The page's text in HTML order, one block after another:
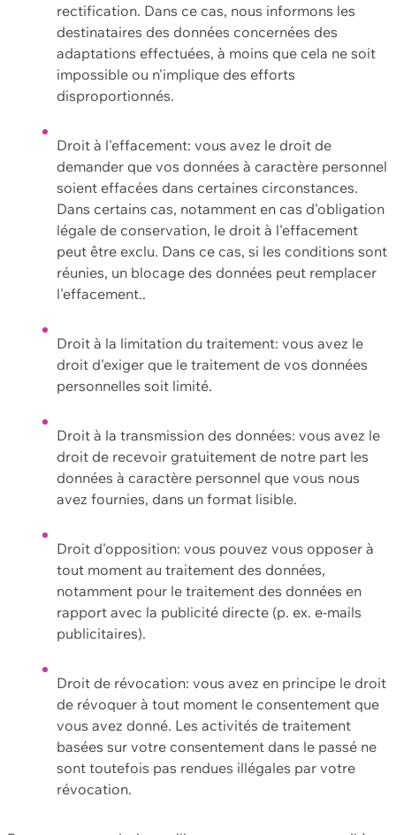
rectification. Dans ce cas, nous informons les
destinataires des données concernées des
adaptations effectuées, à moins que cela ne soit
impossible ou n'implique des efforts
disproportionnés.
Droit à l'effacement: vous avez le droit de
demander que vos données à caractère personnel
soient effacées dans certaines circonstances.
Dans certains cas, notamment en cas d'obligation
légale de conservation, le droit à l'effacement
peut être exclu. Dans ce cas, si les conditions sont
réunies, un blocage des données peut remplacer
l'effacement..
Droit à la limitation du traitement: vous avez le
droit d'exiger que le traitement de vos données
personnelles soit limité.
Droit à la transmission des données: vous avez le
droit de recevoir gratuitement de notre part les
données à caractère personnel que vous nous
avez fournies, dans un format lisible.
Droit d'opposition: vous pouvez vous opposer à
tout moment au traitement des données,
notamment pour le traitement des données en
rapport avec la publicité directe (p. ex. e-mails
publicitaires).
Droit de révocation: vous avez en principe le droit
de révoquer à tout moment le consentement que
vous avez donné. Les activités de traitement
basées sur votre consentement dans le passé ne
sont toutefois pas rendues illégales par votre
révocation.